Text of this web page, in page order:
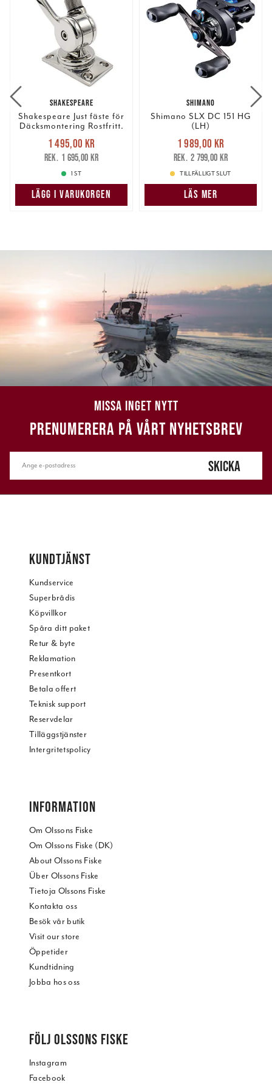
SHAKESPEARE
Shakespeare Just fäste för
Däcksmontering Rostfritt.
Nuvarande pris
1 495,00 krTidigare pris
1 695,00 kr
1 495,00 kr
1 695,00 kr
1 ST
LÄGG I VARUKORGEN
SHIMANO
Shimano SLX DC 151 HG
(LH)
Nuvarande pris
1 989,00 krTidigare pris
2 799,00 kr
1 989,00 kr
2 799,00 kr
TILLFÄLLIGT SLUT
LÄS MER
MISSA INGET NYTT
PRENUMERERA PÅ VÅRT NYHETSBREV
SKICKA
KUNDTJÄNST
Kundservice
Superbrådis
Köpvillkor
Spåra ditt paket
Retur & byte
Reklamation
Presentkort
Betala offert
Teknisk support
Reservdelar
Tilläggstjänster
Intergritetspolicy
INFORMATION
Om Olssons Fiske
Om Olssons Fiske (DK)
About Olssons Fiske
Über Olssons Fiske
Tietoja Olssons Fiske
Kontakta oss
Besök vår butik
Visit our store
Öppetider
Kundtidning
Jobba hos oss
FÖLJ OLSSONS FISKE
Instagram
Facebook